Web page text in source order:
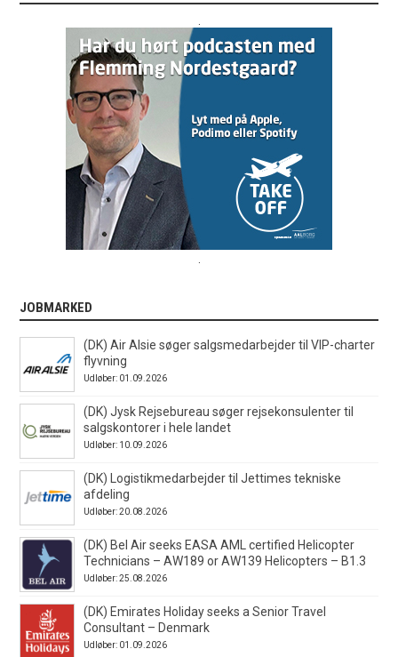
JOBMARKED
(DK) Air Alsie søger salgsmedarbejder til VIP-charter
flyvning
Udløber: 01.09.2026
(DK) Jysk Rejsebureau søger rejsekonsulenter til
salgskontorer i hele landet
Udløber: 10.09.2026
(DK) Logistikmedarbejder til Jettimes tekniske
afdeling
Udløber: 20.08.2026
(DK) Bel Air seeks EASA AML certified Helicopter
Technicians – AW189 or AW139 Helicopters – B1.3
Udløber: 25.08.2026
(DK) Emirates Holiday seeks a Senior Travel
Consultant – Denmark
Udløber: 01.09.2026